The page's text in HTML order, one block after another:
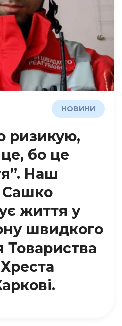
НОВИНИ
ризикую,
бо це
Наш
Сашко
життя у
швидкого
Товариства